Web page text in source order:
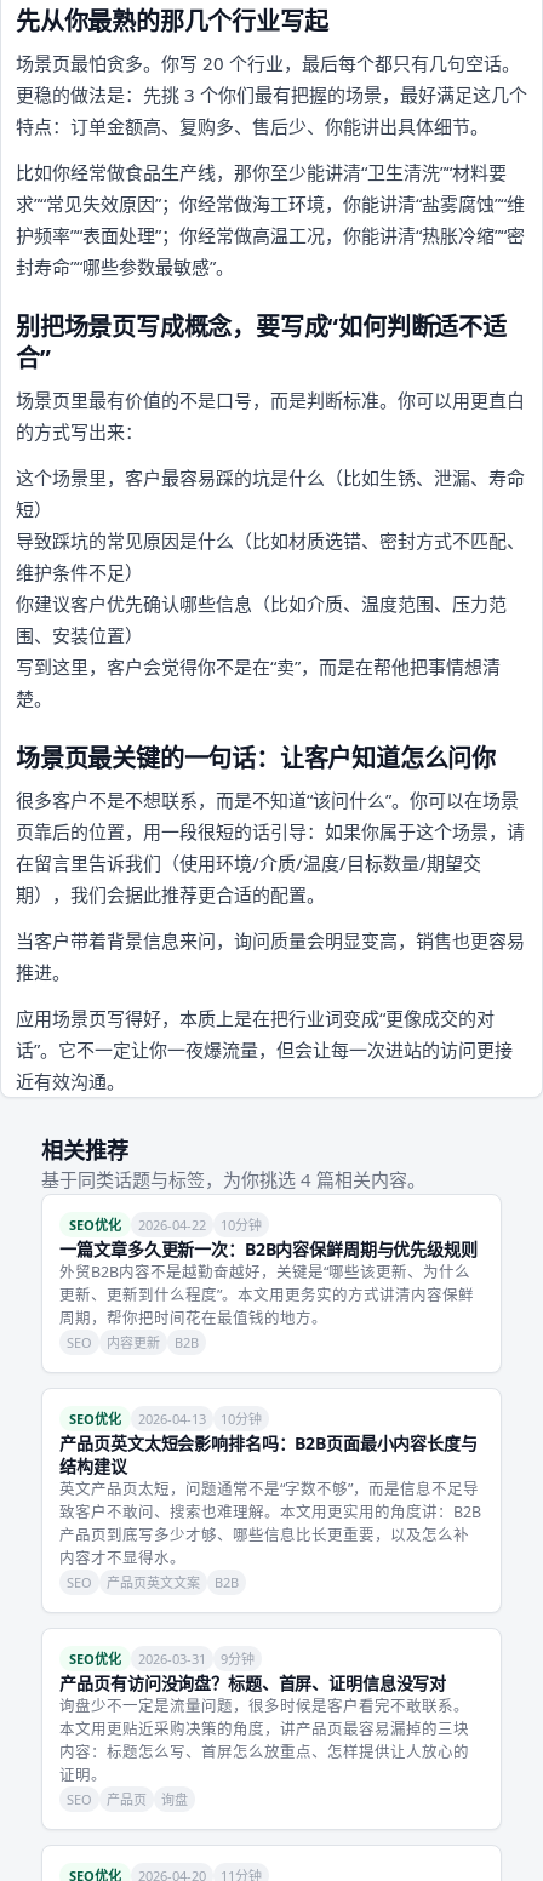
先从你最熟的那几个行业写起
场景页最怕贪多。你写 20 个行业，最后每个都只有几句空话。
更稳的做法是：先挑 3 个你们最有把握的场景，最好满足这几个
特点：订单金额高、复购多、售后少、你能讲出具体细节。
比如你经常做食品生产线，那你至少能讲清“卫生清洗”“材料要
求”“常见失效原因”；你经常做海工环境，你能讲清“盐雾腐蚀”“维
护频率”“表面处理”；你经常做高温工况，你能讲清“热胀冷缩”“密
封寿命”“哪些参数最敏感”。
别把场景页写成概念，要写成“如何判断适不适
合”
场景页里最有价值的不是口号，而是判断标准。你可以用更直白
的方式写出来：
这个场景里，客户最容易踩的坑是什么（比如生锈、泄漏、寿命
短）
导致踩坑的常见原因是什么（比如材质选错、密封方式不匹配、
维护条件不足）
你建议客户优先确认哪些信息（比如介质、温度范围、压力范
围、安装位置）
写到这里，客户会觉得你不是在“卖”，而是在帮他把事情想清
楚。
场景页最关键的一句话：让客户知道怎么问你
很多客户不是不想联系，而是不知道“该问什么”。你可以在场景
页靠后的位置，用一段很短的话引导：如果你属于这个场景，请
在留言里告诉我们（使用环境/介质/温度/目标数量/期望交
期），我们会据此推荐更合适的配置。
当客户带着背景信息来问，询问质量会明显变高，销售也更容易
推进。
应用场景页写得好，本质上是在把行业词变成“更像成交的对
话”。它不一定让你一夜爆流量，但会让每一次进站的访问更接
近有效沟通。
相关推荐
基于同类话题与标签，为你挑选 4 篇相关内容。
SEO优化 2026-04-22 10分钟
一篇文章多久更新一次：B2B内容保鲜周期与优先级规则
外贸B2B内容不是越勤奋越好，关键是“哪些该更新、为什么
更新、更新到什么程度”。本文用更务实的方式讲清内容保鲜
周期，帮你把时间花在最值钱的地方。
SEO 内容更新 B2B
SEO优化 2026-04-13 10分钟
产品页英文太短会影响排名吗：B2B页面最小内容长度与
结构建议
英文产品页太短，问题通常不是“字数不够”，而是信息不足导
致客户不敢问、搜索也难理解。本文用更实用的角度讲：B2B
产品页到底写多少才够、哪些信息比长更重要，以及怎么补
内容才不显得水。
SEO 产品页英文文案 B2B
SEO优化 2026-03-31 9分钟
产品页有访问没询盘？标题、首屏、证明信息没写对
询盘少不一定是流量问题，很多时候是客户看完不敢联系。
本文用更贴近采购决策的角度，讲产品页最容易漏掉的三块
内容：标题怎么写、首屏怎么放重点、怎样提供让人放心的
证明。
SEO 产品页 询盘
SEO优化 2026-04-20 11分钟